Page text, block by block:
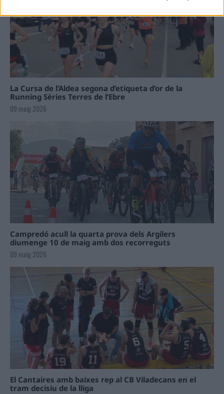
La Cursa de l’Aldea segona d’etiqueta d’or de la
Running Sèries Terres de l’Ebre
09 maig 2026
Campredó acull la quarta prova dels Argilers
diumenge 10 de maig amb dos recorreguts
09 maig 2026
El Cantaires amb baixes rep al CB Viladecans en el
tram decisiu de la lliga